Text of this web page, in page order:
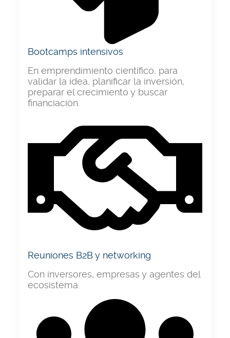
Bootcamps intensivos
En emprendimiento científico, para
validar la idea, planificar la inversión,
preparar el crecimiento y buscar
financiación.
Reuniones B2B y networking
Con inversores, empresas y agentes del
ecosistema.